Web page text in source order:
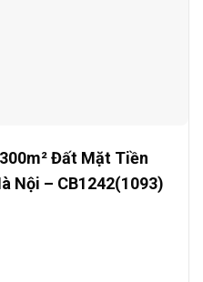
Đất Mặt Tiền
Nội – CB1242(1093)